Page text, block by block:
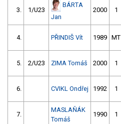
3. 1/U23
BÁRTA
Jan
2000 1
4. PŘINDIŠ Vít 1989 MT
5. 2/U23 ZIMA Tomáš 2000 1
6. CVIKL Ondřej 1992 1
7.
MASLAŇÁK
Tomáš
1990 1